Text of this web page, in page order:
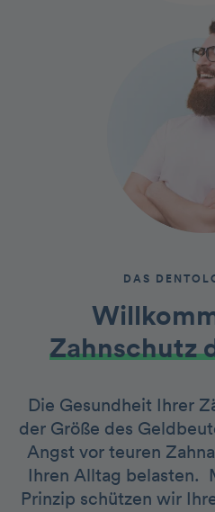
DAS
Zahnschutz
Die Gesundheit Ihrer
der Größe des
Angst vor teuren
Ihren Alltag belasten.
Prinzip schützen wir